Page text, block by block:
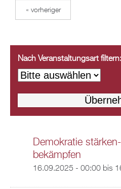
« vorheriger
Nach Veranstaltungsart filtern:
Demokratie
bekämpfen
16.09.2025 - 00:00bis